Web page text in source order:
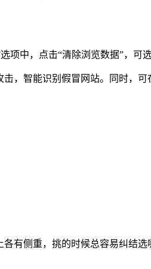
中，点击“清除浏览数据”，可
智能识别假冒网站。同时，可
有侧重，挑的时候总容易纠结